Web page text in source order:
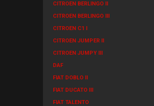
CITROEN BERLINGO II
CITROEN BERLINGO III
CITROEN C1 I
CITROEN JUMPER II
CITROEN JUMPY III
DAF
FIAT DOBLO II
FIAT DUCATO III
FIAT TALENTO